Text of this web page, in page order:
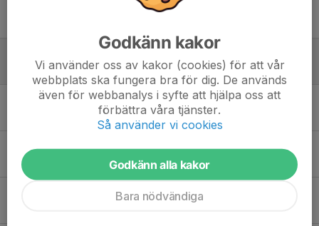
Leverans av julblommor
8 nov 2023 0
Ingen träning 1/11
30 okt 2023 0
Information om Bandygymnasium
0
Beställning av back för utrustning
Godkänn kakor
Vi använder oss av kakor (cookies) för att vår
webbplats ska fungera bra för dig. De används
även för webbanalys i syfte att hjälpa oss att
förbättra våra tjänster.
Så använder vi cookies
Godkänn alla kakor
Bara nödvändiga